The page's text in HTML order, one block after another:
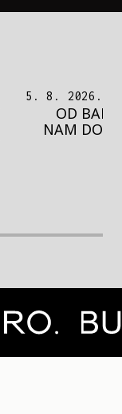
5. 8. 2026.
PEDJA
MOTIVE